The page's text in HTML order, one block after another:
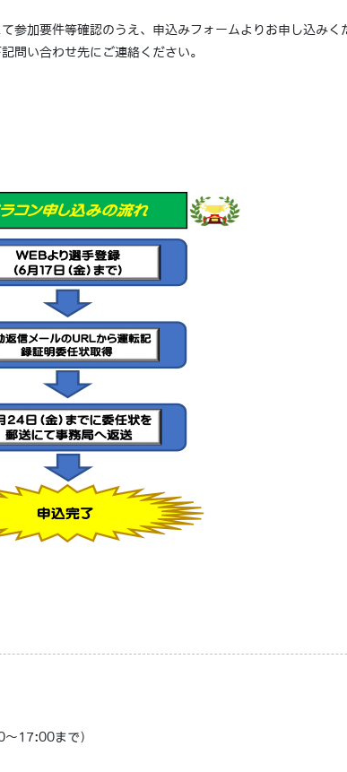
加要件等確認のうえ、申込みフォームよりお申し込みく
問い合わせ先にご連絡ください。
～17:00まで）